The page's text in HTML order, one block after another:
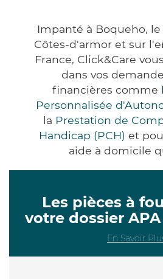
Impanté à Boqueho,
Côtes-d'armor et sur
France, Click&Care
dans vos
financières comme
Personnalisée
la Prestation de
Handicap (PCH) et
aide à domicile
Les pièces à
votre dossier
En Savoir